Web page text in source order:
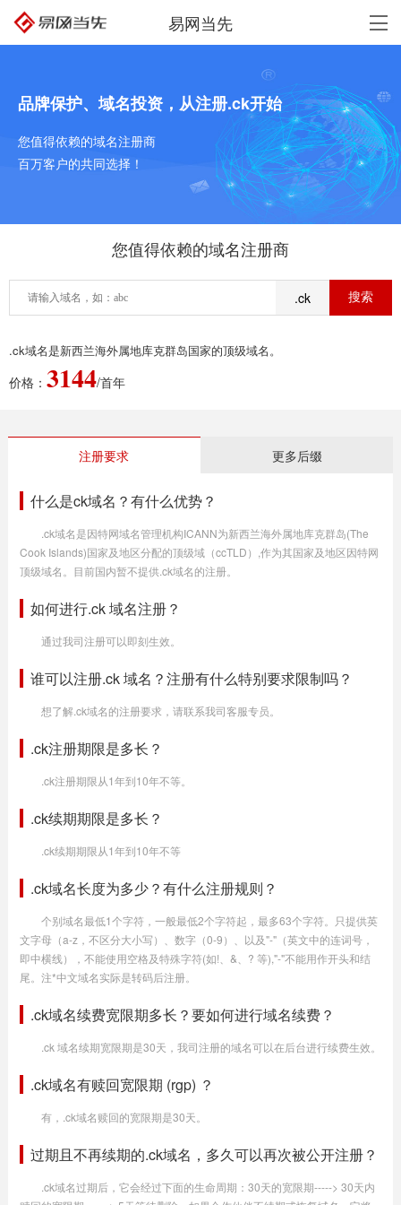
易网当先
品牌保护、域名投资，从注册.ck开始
您值得依赖的域名注册商
百万客户的共同选择！
您值得依赖的域名注册商
.ck
.ck域名是新西兰海外属地库克群岛国家的顶级域名。
价格： 3144/首年
注册要求 更多后缀
什么是ck域名？有什么优势？
.ck域名是因特网域名管理机构ICANN为新西兰海外属地库克群岛(The
Cook Islands)国家及地区分配的顶级域（ccTLD）,作为其国家及地区因特网
顶级域名。目前国内暂不提供.ck域名的注册。
如何进行.ck 域名注册？
通过我司注册可以即刻生效。
谁可以注册.ck 域名？注册有什么特别要求限制吗？
想了解.ck域名的注册要求，请联系我司客服专员。
.ck注册期限是多长？
.ck注册期限从1年到10年不等。
.ck续期期限是多长？
.ck续期期限从1年到10年不等
.ck域名长度为多少？有什么注册规则？
个别域名最低1个字符，一般最低2个字符起，最多63个字符。只提供英
文字母（a-z，不区分大小写）、数字（0-9）、以及"-"（英文中的连词号，
即中横线），不能使用空格及特殊字符(如!、&、? 等),"-"不能用作开头和结
尾。注*中文域名实际是转码后注册。
.ck域名续费宽限期多长？要如何进行域名续费？
.ck 域名续期宽限期是30天，我司注册的域名可以在后台进行续费生效。
.ck域名有赎回宽限期 (rgp) ？
有，.ck域名赎回的宽限期是30天。
过期且不再续期的.ck域名，多久可以再次被公开注册？
.ck域名过期后，它会经过下面的生命周期：30天的宽限期-----> 30天内